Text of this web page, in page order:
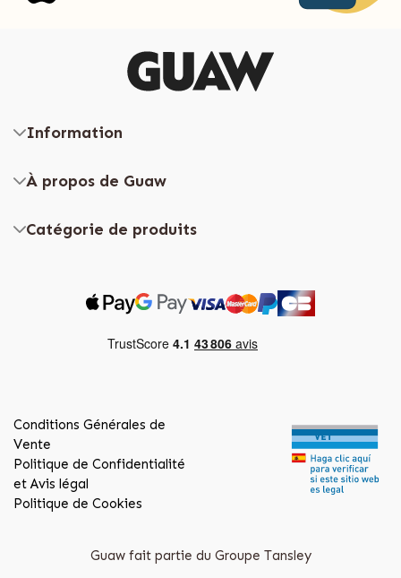
Information
À propos de Guaw
Catégorie de produits
Conditions Générales de
Vente
Politique de Confidentialité
et Avis légal
Politique de Cookies
Guaw fait partie du Groupe Tansley